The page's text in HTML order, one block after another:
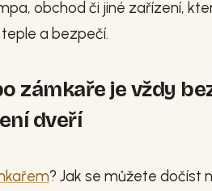
obchod či jiné zařízení,
a bezpečí.
zámkaře je vždy
dveří
? Jak se můžete dočíst